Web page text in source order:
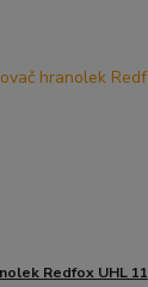
Redfox UHL 11